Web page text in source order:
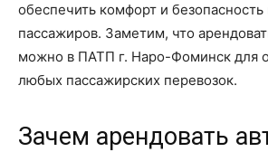
обеспечить комфорт и безопасность
пассажиров. Заметим, что
можно в ПАТП г. Наро-Фоминск для
любых пассажирских перевозок.
Зачем арендовать